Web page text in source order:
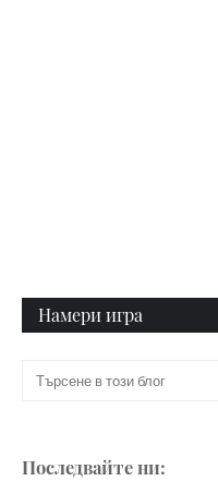
Намери игра
Последвайте ни: